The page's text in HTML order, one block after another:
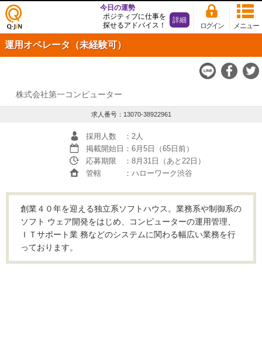
仕事
探し
の求
Q-JiN
メニュー
ログイン
今日の運勢
ポジティブに仕事を
探せるアドバイス！
詳細
運用オペレータ（未経験可）
株式会社第一コンピューター
求人番号：13070-38922961
採用人数
：2人
掲載開始日 ：6月5日（65日前）
応募期限
：8月31日（あと22日）
管轄
：ハローワーク渋谷
創業４０年を迎える独立系ソフトハウス。業務系や制御系の
ソフト ウェア開発をはじめ、コンピューターの運用管理、
ＩＴサポート業 務などのシステムに関わる幅広い業務を行
っております。